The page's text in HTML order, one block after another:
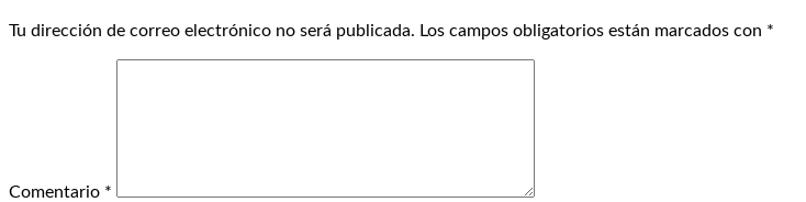
Tu dirección de correo electrónico no será publicada. Los campos obligatorios están marcados con *
Comentario *